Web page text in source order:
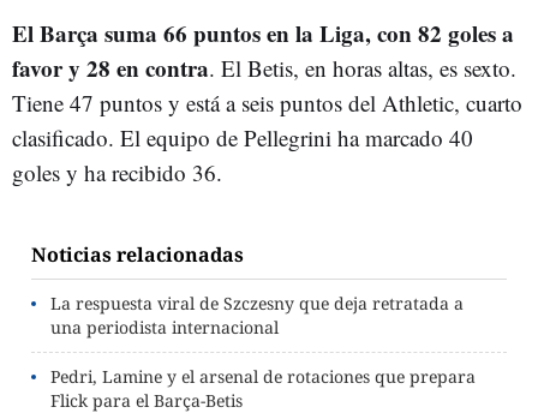
El Barça suma 66 puntos en la Liga, con 82 goles a
favor y 28 en contra. El Betis, en horas altas, es sexto.
Tiene 47 puntos y está a seis puntos del Athletic, cuarto
clasificado. El equipo de Pellegrini ha marcado 40
goles y ha recibido 36.
Noticias relacionadas
La respuesta viral de Szczesny que deja retratada a
una periodista internacional
Pedri, Lamine y el arsenal de rotaciones que prepara
Flick para el Barça-Betis